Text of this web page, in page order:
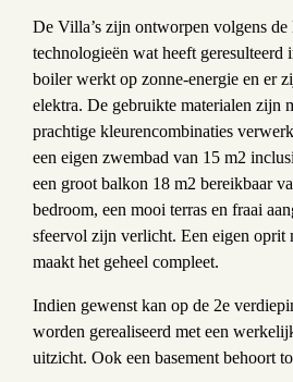
De Villa’s zijn ontworpen volgens de
technologieën wat heeft geresulteerd
boiler werkt op zonne-energie en er
elektra. De gebruikte materialen zijn
prachtige kleurencombinaties
een eigen zwembad van 15 m2
een groot balkon 18 m2 bereikbaar
bedroom, een mooi terras en fraai
sfeervol zijn verlicht. Een eigen oprit
maakt het geheel compleet.
Indien gewenst kan op de 2e
worden gerealiseerd met een
uitzicht. Ook een basement behoort